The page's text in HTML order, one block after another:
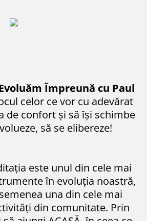
Împreună cu Paul
celor ce vor cu adevărat
de confort și să își schimbe
să se elibereze!
este unul din cele mai
în evoluția noastră,
una din cele mai
din comunitate. Prin